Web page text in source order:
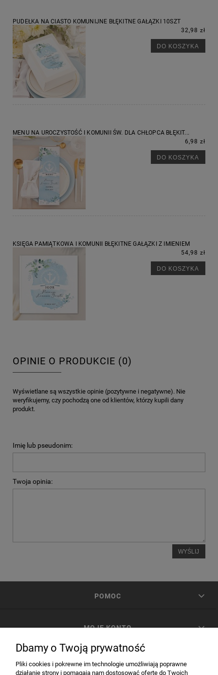
PUDEŁKA NA CIASTO KOMUNIJNE BŁĘKITNE GAŁĄZKI 10SZT
32,98 zł
DO KOSZYKA
MENU NA UROCZYSTOŚĆ I KOMUNII ŚW. DLA CHŁOPCA BŁĘKIT...
6,98 zł
DO KOSZYKA
KSIĘGA PAMIĄTKOWA I KOMUNII BŁĘKITNE GAŁĄZKI Z IMIENIEM
54,98 zł
DO KOSZYKA
OPINIE O PRODUKCIE (0)
Wyświetlane są wszystkie opinie (pozytywne i negatywne). Nie
weryfikujemy, czy pochodzą one od klientów, którzy kupili dany
produkt.
Imię lub pseudonim:
Twoja opinia:
WYŚLIJ
POMOC
MOJE KONTO
Dbamy o Twoją prywatność
Pliki cookies i pokrewne im technologie umożliwiają poprawne
działanie strony i pomagają nam dostosować ofertę do Twoich